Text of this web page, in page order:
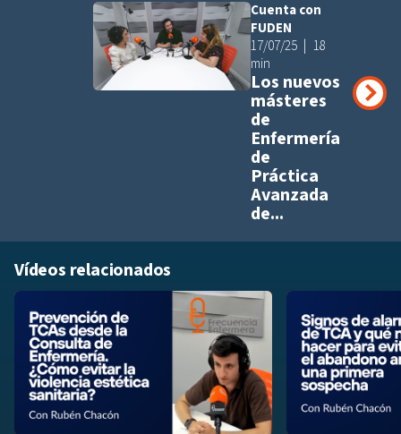
Añadir a
Cuenta con
FUDEN
17/07/25
18
min
Los nuevos
másteres
de
Enfermería
de
Práctica
Avanzada
de...
Vídeos relacionados
Añadir a